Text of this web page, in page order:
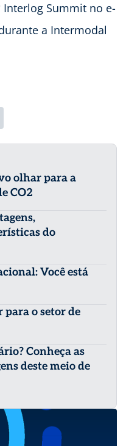
Interlog Summit no e-
a Intermodal
olhar para a
CO2
do
Você está
para o setor de
Conheça as
deste meio de